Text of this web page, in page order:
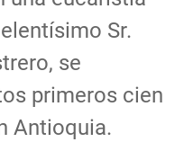
Sr.
se
primeros cien
Antioquia.